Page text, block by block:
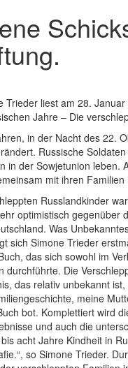
Trieder liest am 28.
Jahre – Die
in der Nacht des 22.
Russische
in der Sowjetunion leben.
mit ihren
Russlandkinder
optimistisch gegenüber
Was
sich Simone Trieder
das sich sowohl im
durchführte. Die
das relativ unbekannt
meine
bot. Komplettiert wird
und auch die
acht Jahre Kindheit in
so Simone Trieder.